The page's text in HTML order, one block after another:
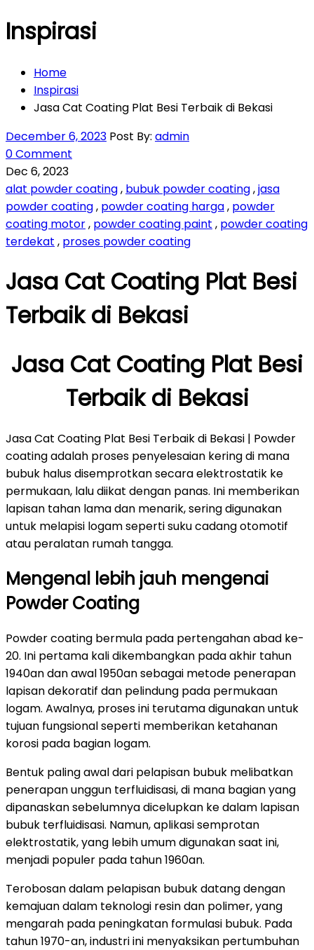
Inspirasi
Home
Inspirasi
Jasa Cat Coating Plat Besi Terbaik di Bekasi
December 6, 2023 Post By: admin
0 Comment
Dec 6, 2023
alat powder coating, bubuk powder coating,jasa
powder coating, powder coating harga, powder
coating motor, powder coating paint , powder coating
terdekat , proses powder coating
Jasa Cat Coating Plat Besi
Terbaik di Bekasi
Jasa Cat Coating Plat Besi
Terbaik di Bekasi
Jasa Cat Coating Plat Besi Terbaik di Bekasi | Powder
coating adalah proses penyelesaian kering di mana
bubuk halus disemprotkan secara elektrostatik ke
permukaan, lalu diikat dengan panas. Ini memberikan
lapisan tahan lama dan menarik, sering digunakan
untuk melapisi logam seperti suku cadang otomotif
atau peralatan rumah tangga.
Mengenal lebih jauh mengenai
Powder Coating
Powder coating bermula pada pertengahan abad ke-
20. Ini pertama kali dikembangkan pada akhir tahun
1940an dan awal 1950an sebagai metode penerapan
lapisan dekoratif dan pelindung pada permukaan
logam. Awalnya, proses ini terutama digunakan untuk
tujuan fungsional seperti memberikan ketahanan
korosi pada bagian logam.
Bentuk paling awal dari pelapisan bubuk melibatkan
penerapan unggun terfluidisasi, di mana bagian yang
dipanaskan sebelumnya dicelupkan ke dalam lapisan
bubuk terfluidisasi. Namun, aplikasi semprotan
elektrostatik, yang lebih umum digunakan saat ini,
menjadi populer pada tahun 1960an.
Terobosan dalam pelapisan bubuk datang dengan
kemajuan dalam teknologi resin dan polimer, yang
mengarah pada peningkatan formulasi bubuk. Pada
tahun 1970-an, industri ini menyaksikan pertumbuhan